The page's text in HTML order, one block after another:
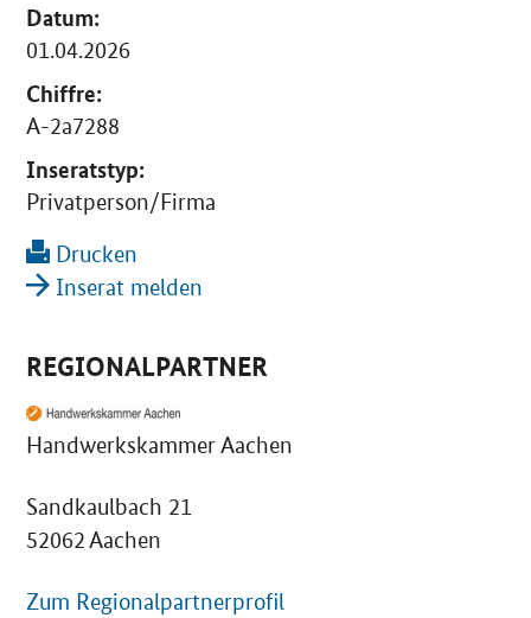
Datum:
01.04.2026
Chiffre:
A-2a7288
Inseratstyp:
Privatperson/Firma
Drucken
Inserat melden
REGIONALPARTNER
Handwerkskammer Aachen
Sandkaulbach 21
52062 Aachen
Zum Regionalpartnerprofil